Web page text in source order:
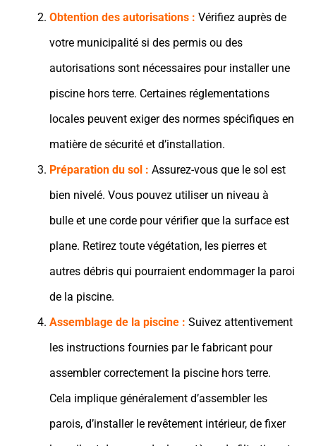
Obtention des autorisations : Vérifiez auprès de
votre municipalité si des permis ou des
autorisations sont nécessaires pour installer une
piscine hors terre. Certaines réglementations
locales peuvent exiger des normes spécifiques en
matière de sécurité et d’installation.
Préparation du sol : Assurez-vous que le sol est
bien nivelé. Vous pouvez utiliser un niveau à
bulle et une corde pour vérifier que la surface est
plane. Retirez toute végétation, les pierres et
autres débris qui pourraient endommager la paroi
de la piscine.
Assemblage de la piscine : Suivez attentivement
les instructions fournies par le fabricant pour
assembler correctement la piscine hors terre.
Cela implique généralement d’assembler les
parois, d’installer le revêtement intérieur, de fixer